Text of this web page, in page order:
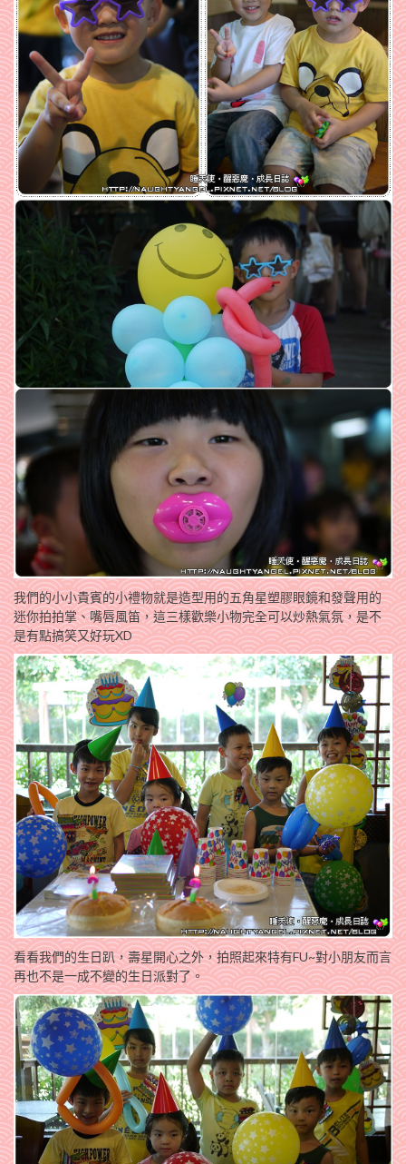
我們的小小貴賓的小禮物就是造型用的五角星塑膠眼鏡和發聲用的
迷你拍拍掌、嘴唇風笛，這三樣歡樂小物完全可以炒熱氣氛，是不
是有點搞笑又好玩XD
看看我們的生日趴，壽星開心之外，拍照起來特有FU~對小朋友而言
再也不是一成不變的生日派對了。